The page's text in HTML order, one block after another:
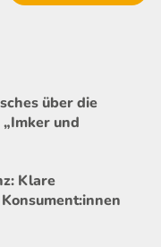
über die
und
Klare